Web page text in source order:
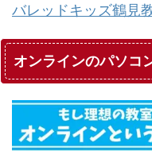
バレッドキッズ鶴見
オンラインのパソコ